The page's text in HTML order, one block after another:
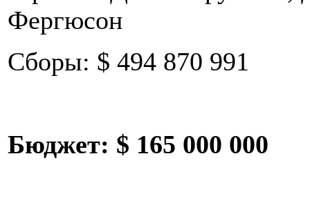
Фергюсон
Сборы: $ 494 870 991
Бюджет: $ 165 000 000